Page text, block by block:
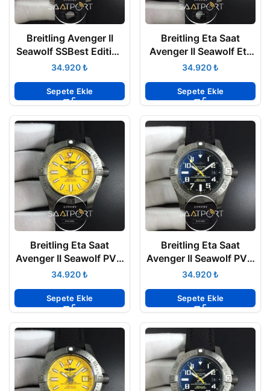
Breitling Avenger II
Seawolf SSBest Edition
Black ETA
₺
Sepete Ekle
Breitling Eta Saat
Avenger II Seawolf Eta
Mekanizma Swiss
₺
Sepete Ekle
Breitling Eta Saat
Avenger II Seawolf PVD
Yellow Super Clone ETA
₺
Sepete Ekle
Breitling Eta Saat
Avenger II Seawolf PVD
Super Clone
₺
Sepete Ekle